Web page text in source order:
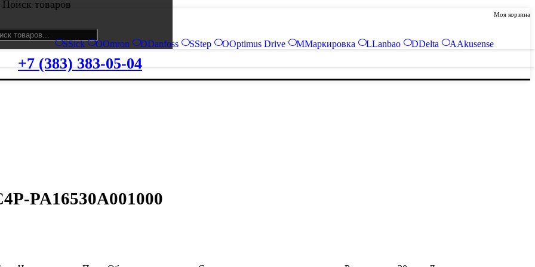
SSick OOmron DDanfoss SStep OOptimus Drive ММаркировка LLanbao DDelta AAkusense
Моя корзина
Поиск товаров
+7 (383) 383-05-04
PA16530A001000